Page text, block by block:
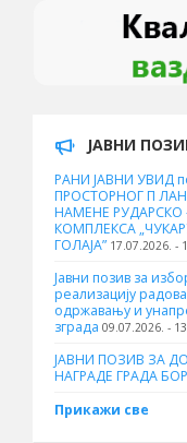
ЈАВНИ
РАНИ ЈАВНИ УВИД
ПРОСТОРНОГ П
НАМЕНЕ
КОМПЛЕКСА
ГОЛАЈА” 17.07.2026. -
Јавни позив за
реализацију
одржавању и
зграда 09.07.2026. -
ЈАВНИ ПОЗИВ ЗА
НАГРАДЕ ГРАДА
Прикажи све